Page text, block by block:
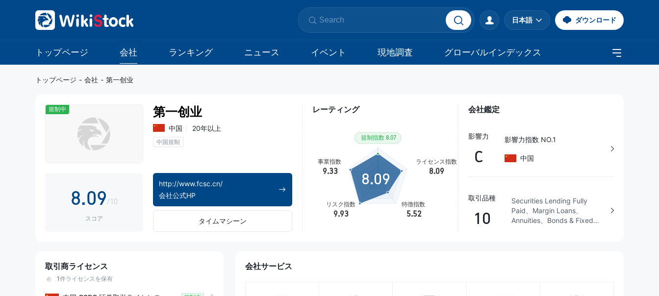
日本語 ダウンロード
トップページ 会社 ランキング ニュース イベント 現地調査 グローバルインデックス
トップページ - 会社 - 第一创业
規制中
0
1
2
3
5
6
8.0
1
3
1
2
4
6
7
9/10
スコア
第一创业
中国 20年以上
中国規制
http://www.fcsc.cn/
会社公式HP
タイムマシーン
レーティング
8.09
会社鑑定
影響力
C
影響力指数 NO.1
中国
取引品種
10
Securities Lending Fully
Paid、Margin Loans、
Annuities、Bonds & Fixed
取引商ライセンス
1件ライセンスを保有
会社サービス